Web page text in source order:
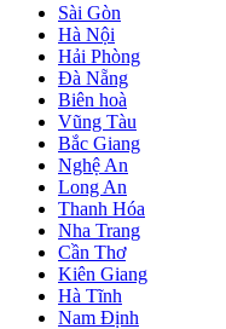
Sài Gòn
Hà Nội
Hải Phòng
Đà Nẵng
Biên hoà
Vũng Tàu
Bắc Giang
Nghệ An
Long An
Thanh Hóa
Nha Trang
Cần Thơ
Kiên Giang
Hà Tĩnh
Nam Định